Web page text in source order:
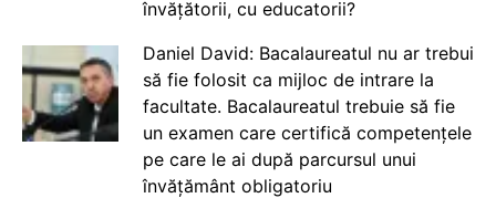
învățătorii, cu educatorii?
Daniel David: Bacalaureatul nu ar trebui
să fie folosit ca mijloc de intrare la
facultate. Bacalaureatul trebuie să fie
un examen care certifică competențele
pe care le ai după parcursul unui
învățământ obligatoriu